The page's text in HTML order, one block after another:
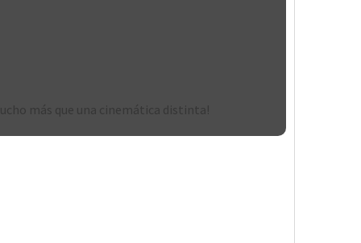
más que una cinemática distinta!